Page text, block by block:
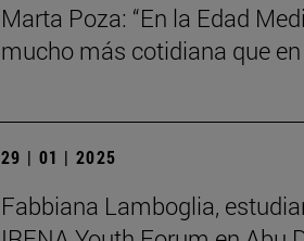
Marta Poza: “En la Edad
mucho más cotidiana que
29 | 01 | 2025
Fabbiana Lamboglia,